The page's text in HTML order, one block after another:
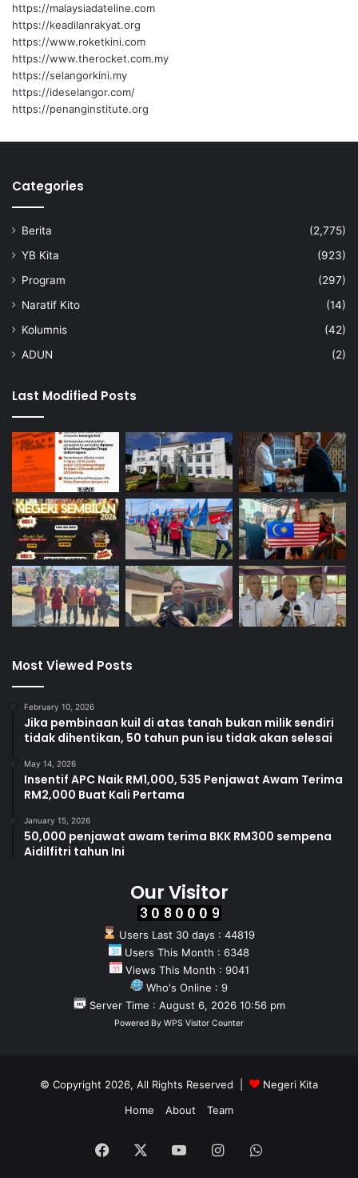
a
m
i
https://malaysiadateline.com
https://keadilanrakyat.org
https://www.roketkini.com
https://www.therocket.com.my
https://selangorkini.my
https://ideselangor.com/
https://penanginstitute.org
Categories
Berita
(2,775)
YB Kita
(923)
Program
(297)
Naratif Kito
(14)
Kolumnis
(42)
ADUN
(2)
Last Modified Posts
Most Viewed Posts
February 10, 2026
Jika pembinaan kuil di atas tanah bukan milik sendiri
tidak dihentikan, 50 tahun pun isu tidak akan selesai
May 14, 2026
Insentif APC Naik RM1,000, 535 Penjawat Awam Terima
RM2,000 Buat Kali Pertama
January 15, 2026
50,000 penjawat awam terima BKK RM300 sempena
Aidilfitri tahun Ini
Our Visitor
Users Last 30 days : 44819
Users This Month : 6348
Views This Month : 9041
Who's Online : 9
Server Time : August 6, 2026 10:56 pm
Powered By WPS Visitor Counter
© Copyright 2026, All Rights Reserved |
Negeri Kita
Home
About Team
Facebook YouTubeInstagramWhatsApp